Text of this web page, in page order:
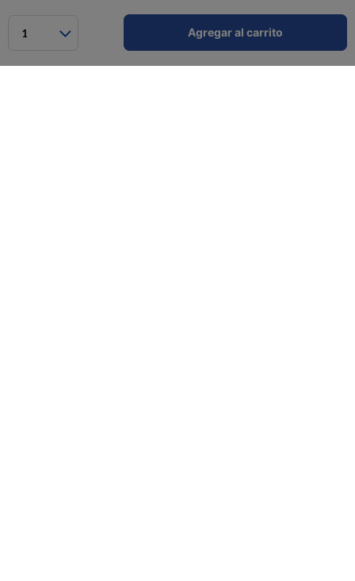
1 Agregar al carrito